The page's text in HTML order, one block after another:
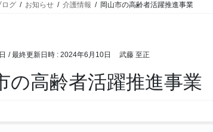
ログ お知らせ 介護情報 岡山市の高齢者活躍推進事業
/ 最終更新日時 : 2024年6月10日 武藤 至正
の高齢者活躍推進事業